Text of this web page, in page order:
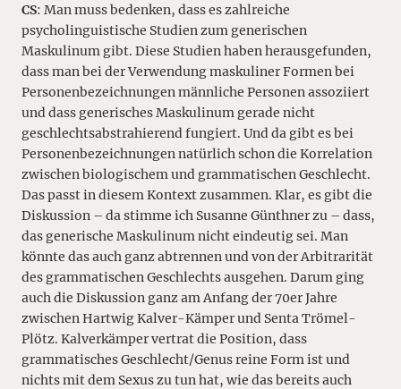
CS: Man muss bedenken, dass es zahlreiche
psycholinguistische Studien zum generischen
Maskulinum gibt. Diese Studien haben herausgefunden,
dass man bei der Verwendung maskuliner Formen bei
Personenbezeichnungen männliche Personen assoziiert
und dass generisches Maskulinum gerade nicht
geschlechtsabstrahierend fungiert. Und da gibt es bei
Personenbezeichnungen natürlich schon die Korrelation
zwischen biologischem und grammatischen Geschlecht.
Das passt in diesem Kontext zusammen. Klar, es gibt die
Diskussion – da stimme ich Susanne Günthner zu – dass,
das generische Maskulinum nicht eindeutig sei. Man
könnte das auch ganz abtrennen und von der Arbitrarität
des grammatischen Geschlechts ausgehen. Darum ging
auch die Diskussion ganz am Anfang der 70er Jahre
zwischen Hartwig Kalver-Kämper und Senta Trömel-
Plötz. Kalverkämper vertrat die Position, dass
grammatisches Geschlecht/Genus reine Form ist und
nichts mit dem Sexus zu tun hat, wie das bereits auch